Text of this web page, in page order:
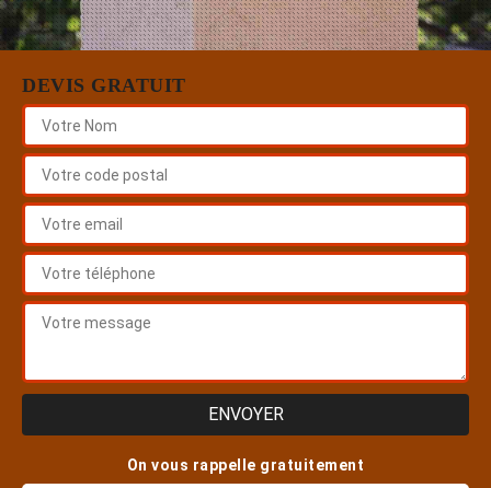
DEVIS GRATUIT
On vous rappelle gratuitement